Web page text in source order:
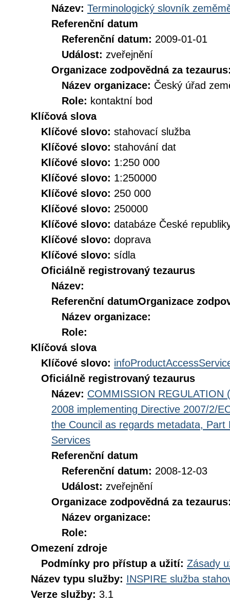
Název: Terminologický slovník
Referenční datum
Referenční datum: 2009-01-01
Událost: zveřejnění
Organizace zodpovědná za
Název organizace: Český úřad
Role: kontaktní bod
Klíčová slova
Klíčové slovo: stahovací služba
Klíčové slovo: stahování dat
Klíčové slovo: 1:250 000
Klíčové slovo: 1:250000
Klíčové slovo: 250 000
Klíčové slovo: 250000
Klíčové slovo: databáze České
Klíčové slovo: doprava
Klíčové slovo: sídla
Oficiálně registrovaný tezaurus
Název:
Referenční datumOrganizace
Název organizace:
Role:
Klíčová slova
Klíčové slovo:
Oficiálně registrovaný tezaurus
Název: COMMISSION REGULATION
2008 implementing Directive 2007/2/
the Council as regards metadata,
Services
Referenční datum
Referenční datum: 2008-12-03
Událost: zveřejnění
Organizace zodpovědná za
Název organizace:
Role:
Omezení zdroje
Podmínky pro přístup a užití: Zásady
Název typu služby: INSPIRE služba
Verze služby: 3.1